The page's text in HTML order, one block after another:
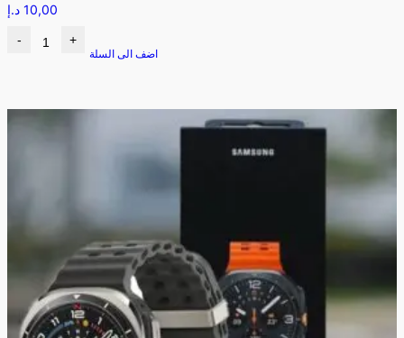
10,00 د.إ
- +
اضف الى السلة